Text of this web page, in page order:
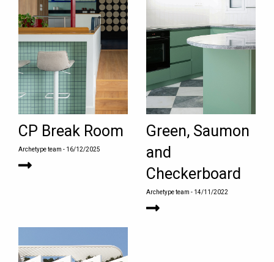
CP Break Room
Archetype team - 16/12/2025
Green, Saumon
and
Checkerboard
Archetype team - 14/11/2022